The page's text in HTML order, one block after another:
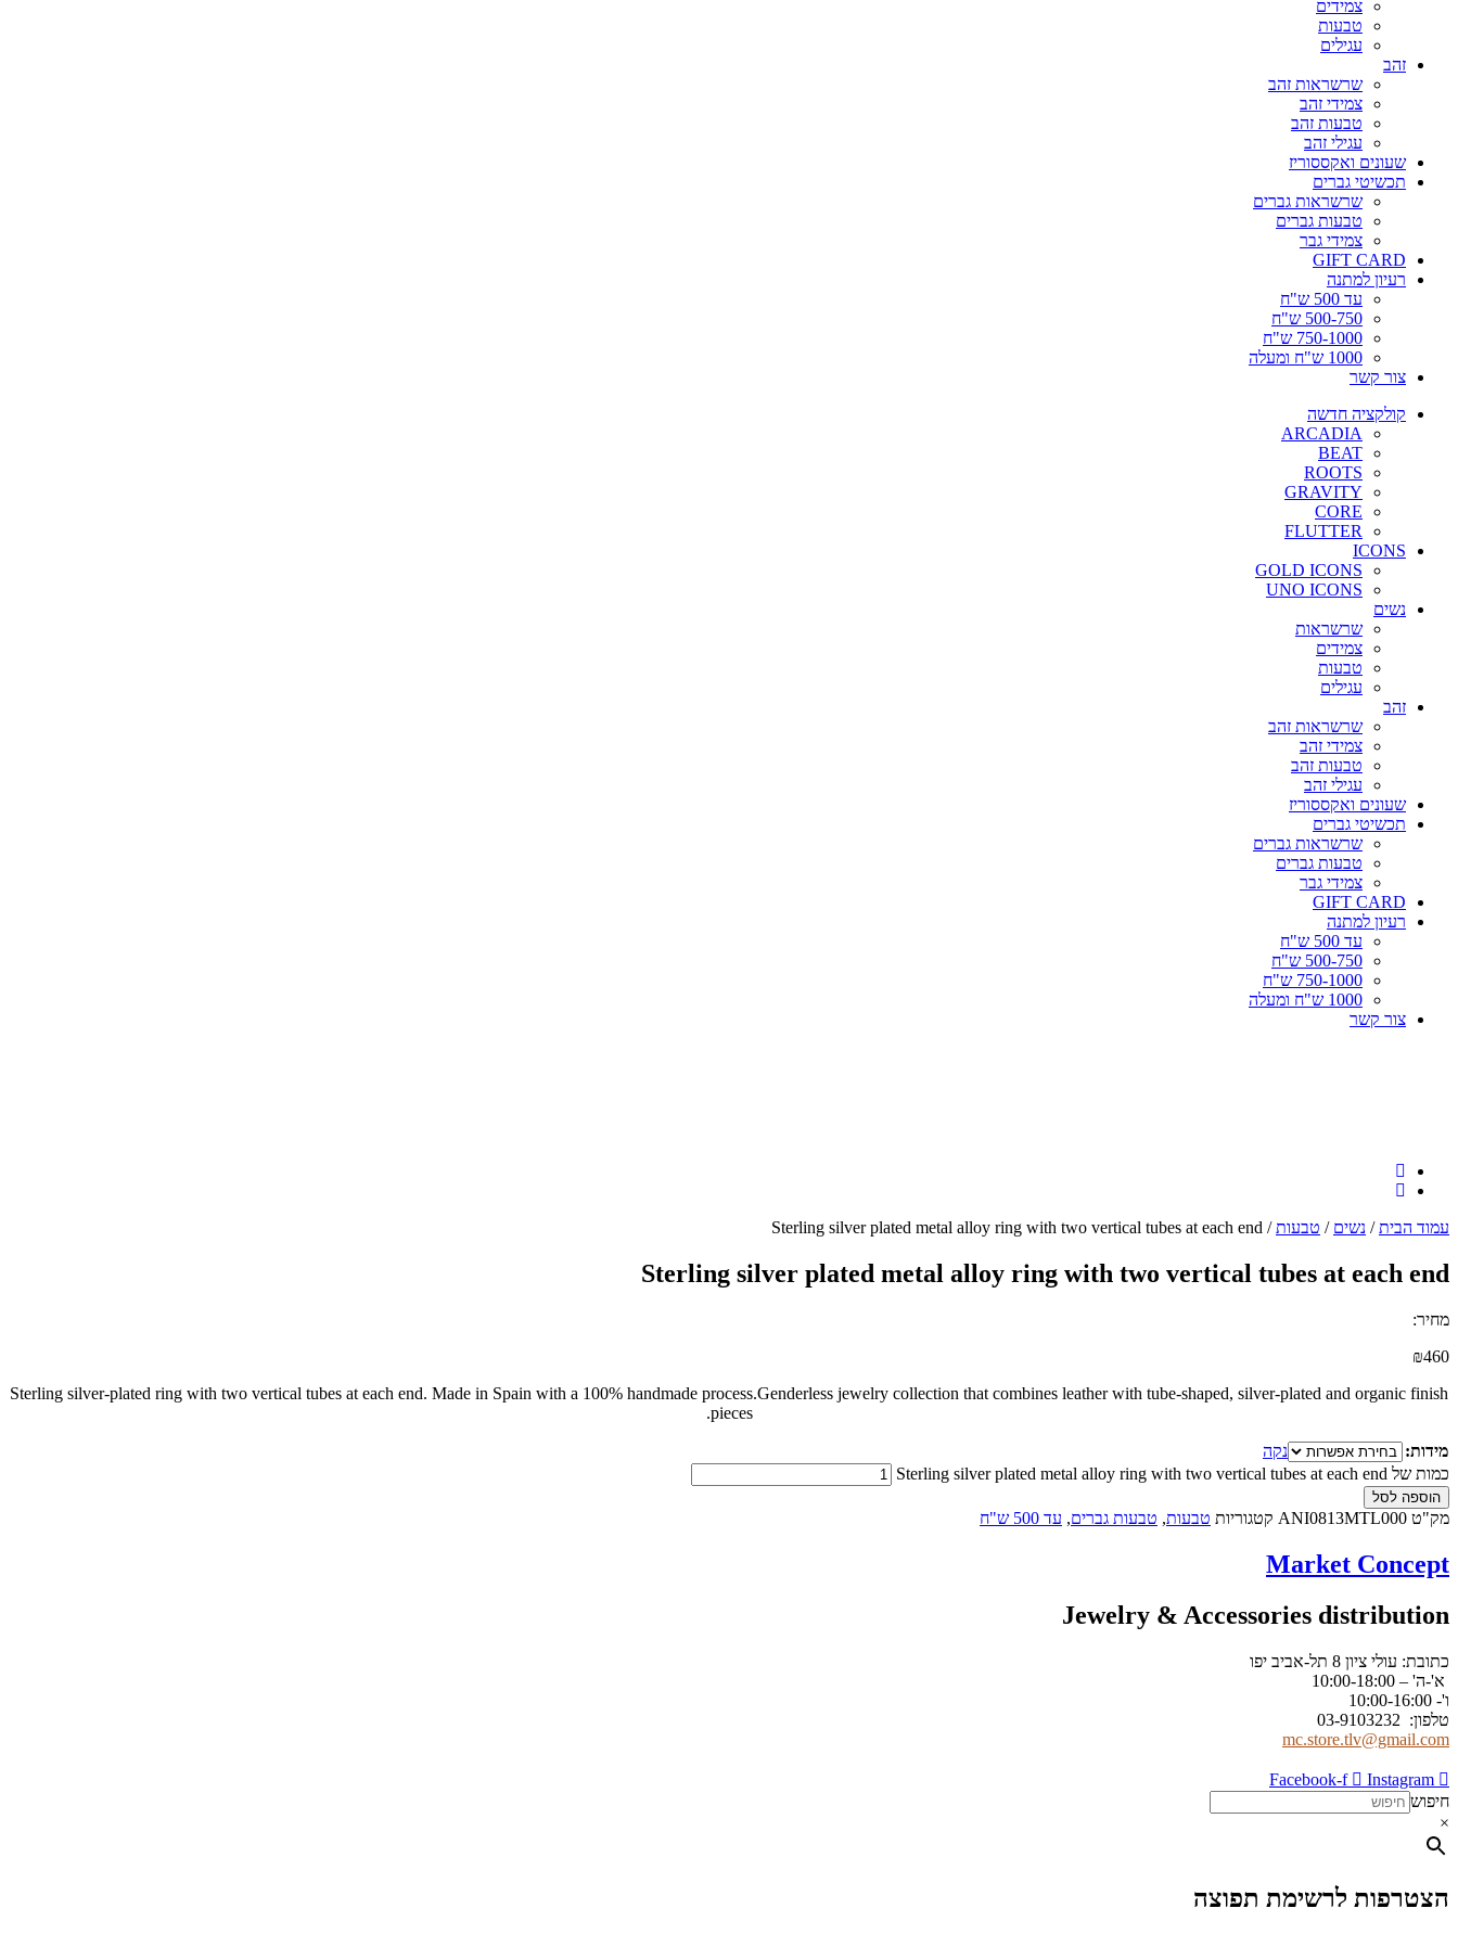
צמידים
טבעות
עגילים
זהב
שרשראות זהב
צמידי זהב
טבעות זהב
עגילי זהב
שעונים ואקססוריז
תכשיטי גברים
שרשראות גברים
טבעות גברים
צמידי גבר
GIFT CARD
רעיון למתנה
עד 500 ש"ח
500-750 ש"ח
750-1000 ש"ח
1000 ש"ח ומעלה
צור קשר
קולקציה חדשה
ARCADIA
BEAT
ROOTS
GRAVITY
CORE
FLUTTER
ICONS
GOLD ICONS
UNO ICONS
נשים
שרשראות
צמידים
טבעות
עגילים
זהב
שרשראות זהב
צמידי זהב
טבעות זהב
עגילי זהב
שעונים ואקססוריז
תכשיטי גברים
שרשראות גברים
טבעות גברים
צמידי גבר
GIFT CARD
רעיון למתנה
עד 500 ש"ח
500-750 ש"ח
750-1000 ש"ח
1000 ש"ח ומעלה
צור קשר
עמוד הבית/ נשים / טבעות/ Sterling silver plated metal alloy ring with two vertical tubes at each end
Sterling silver plated metal alloy ring with two vertical tubes at each end
מחיר:
₪460
Sterling silver-plated ring with two vertical tubes at each end. Made in Spain with a 100% handmade process.Genderless jewelry collection that combines leather with tube-shaped, silver-plated and organic finish
pieces.
מידות:
נקה
כמות של Sterling silver plated metal alloy ring with two vertical tubes at each end
הוספה לסל
מק"ט ANI0813MTL000 קטגוריות טבעות, טבעות גברים, עד 500 ש"ח
Market Concept
Jewelry & Accessories distribution
כתובת: עולי ציון 8 תל-אביב יפו
א'-ה' – 10:00-18:00
ו'- 10:00-16:00
טלפון: 03-9103232
mc.store.tlv@gmail.com
Facebook-f
Instagram
חיפוש
×
הצטרפות לרשימת תפוצה